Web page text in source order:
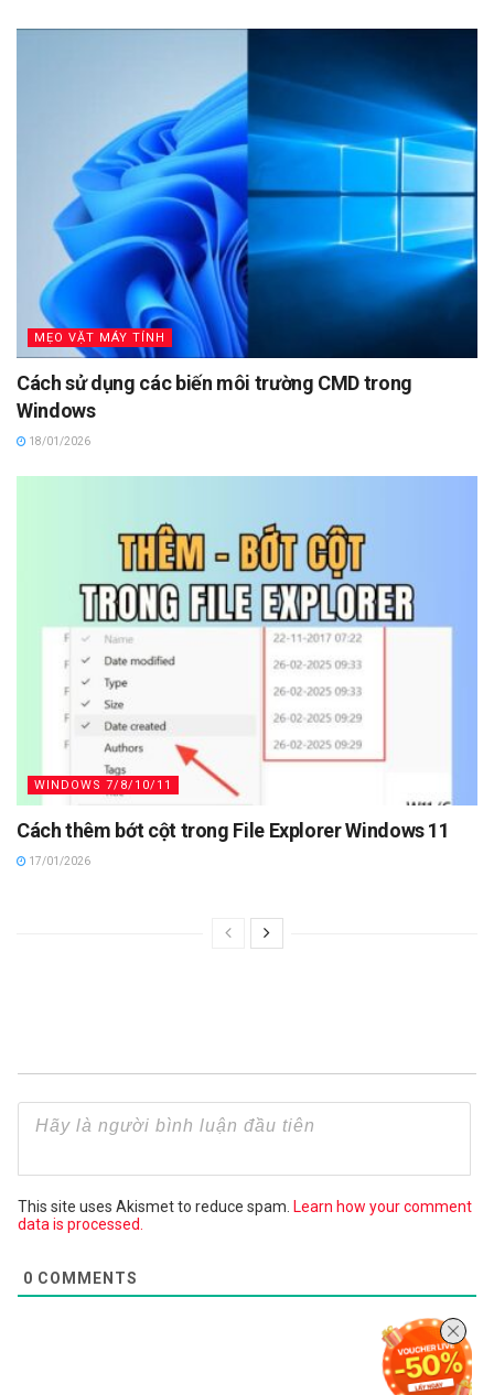
MẸO VẶT MÁY TÍNH
Cách sử dụng các biến môi trường CMD trong
Windows
18/01/2026
WINDOWS 7/8/10/11
Cách thêm bớt cột trong File Explorer Windows 11
17/01/2026
This site uses Akismet to reduce spam. Learn how your comment
data is processed.
0 COMMENTS